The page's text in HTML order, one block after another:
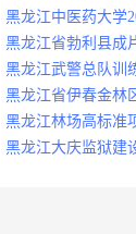
黑龙江中医药大学
目招标公告
黑龙江省勃利县成
黑龙江武警总队训
公示
黑龙江省伊春金林
标公告
黑龙江林场高标准
黑龙江大庆监狱建